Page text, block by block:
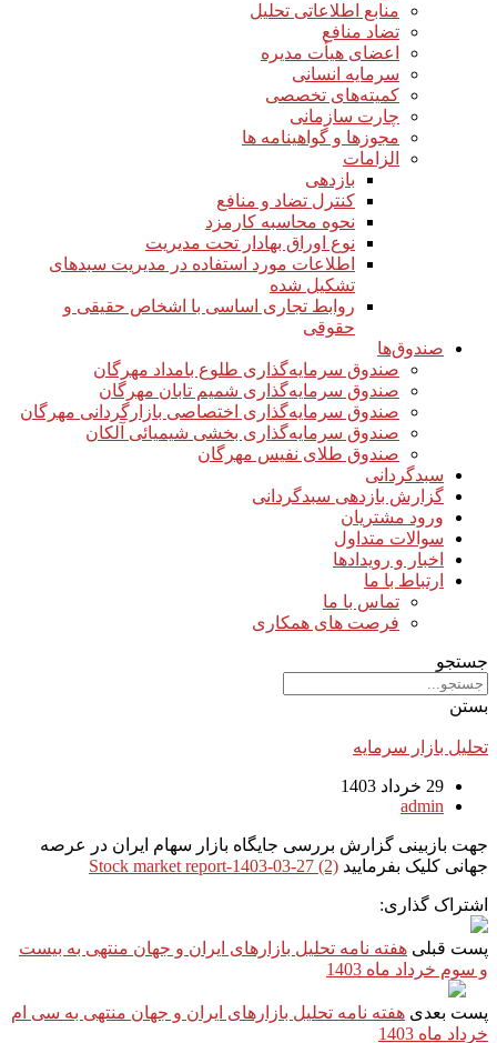
منابع اطلاعاتی تحلیل
تضاد منافع
اعضای هیأت مدیره
سرمایه انسانی
کمیته‌های تخصصی
چارت سازمانی
مجوزها و گواهینامه ها
الزامات
بازدهی
کنترل تضاد و منافع
نحوه محاسبه کارمزد
نوع اوراق بهادار تحت مدیریت
اطلاعات مورد استفاده در مدیریت سبدهای
تشکیل شده
روابط تجاری اساسی با اشخاص حقیقی و
حقوقی
صندوق‌ها
صندوق سرمایه‌گذاری طلوع بامداد مهرگان
صندوق سرمایه‌گذاری شمیم تابان مهرگان
صندوق سرمایه‌گذاری اختصاصی بازارگردانی مهرگان
صندوق سرمایه‌گذاری بخشی شیمیائی آلکان
صندوق طلای نفیس مهرگان
سبدگردانی
گزارش بازدهی سبدگردانی
ورود مشتریان
سوالات متداول
اخبار و رویدادها
ارتباط با ما
تماس با ما
فرصت های همکاری
جستجو
بستن
تحلیل بازار سرمایه
29 خرداد 1403
admin
جهت بازبینی گزارش بررسی جایگاه بازار سهام ایران در عرصه
جهانی کلیک بفرمایید Stock market report-1403-03-27 (2)
اشتراک گذاری:
پست قبلی هفته نامه تحلیل بازارهای ایران و جهان منتهی به بیست
و سوم خرداد ماه 1403
پست بعدی هفته نامه تحلیل بازارهای ایران و جهان منتهی به سی ام
خرداد ماه 1403